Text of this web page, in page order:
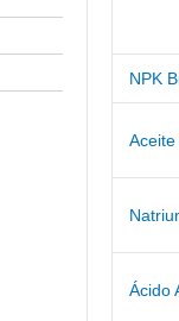
NPK
Ácido